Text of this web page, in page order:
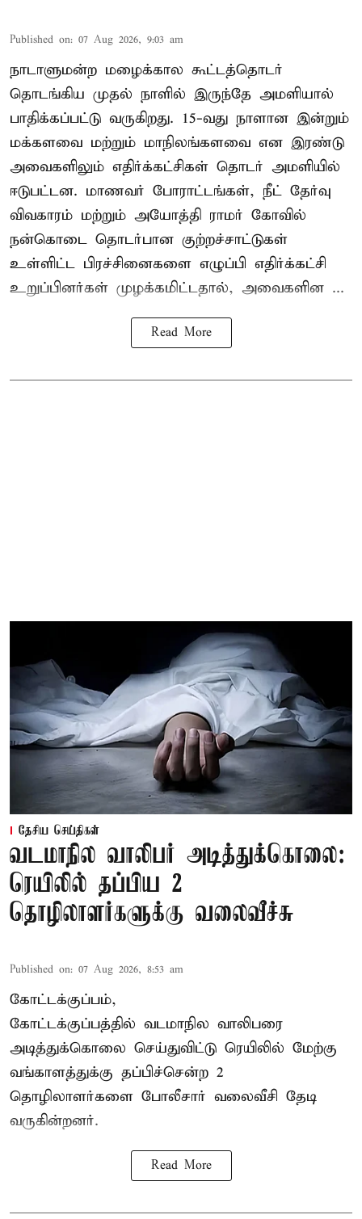
Published on: 07 Aug 2026, 9:03 am
நாடாளுமன்ற மழைக்கால கூட்டத்தொடர்
தொடங்கிய முதல் நாளில் இருந்தே அமளியால்
பாதிக்கப்பட்டு வருகிறது. 15-வது நாளான இன்றும்
மக்களவை மற்றும் மாநிலங்களவை என இரண்டு
அவைகளிலும் எதிர்க்கட்சிகள் தொடர் அமளியில்
ஈடுபட்டன. மாணவர் போராட்டங்கள், நீட் தேர்வு
விவகாரம் மற்றும் அயோத்தி ராமர் கோவில்
நன்கொடை தொடர்பான குற்றச்சாட்டுகள்
உள்ளிட்ட பிரச்சினைகளை எழுப்பி எதிர்க்கட்சி
உறுப்பினர்கள் முழக்கமிட்டதால், அவைகளின ...
Read More
தேசிய செய்திகள்
வடமாநில வாலிபர் அடித்துக்கொலை:
ரெயிலில் தப்பிய 2
தொழிலாளர்களுக்கு வலைவீச்சு
Published on: 07 Aug 2026, 8:53 am
கோட்டக்குப்பம்,
கோட்டக்குப்பத்தில் வடமாநில வாலிபரை
அடித்துக்கொலை செய்துவிட்டு ரெயிலில் மேற்கு
வங்காளத்துக்கு தப்பிச்சென்ற 2
தொழிலாளர்களை போலீசார் வலைவீசி தேடி
வருகின்றனர்.
Read More